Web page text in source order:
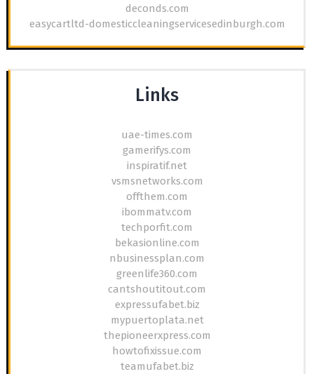
deconds.com
easycartltd-domesticcleaningservicesedinburgh.com
Links
uae-times.com
gamerifys.com
inspiratif.net
vsmsnetworks.com
offthem.com
ibommatv.com
techporfit.com
bekasionline.com
nbusinessplan.com
greenlife360.com
cantshoutitout.com
expressufabet.biz
mypuertoplata.net
thepioneerxpress.com
howtofixissue.com
teamufabet.biz